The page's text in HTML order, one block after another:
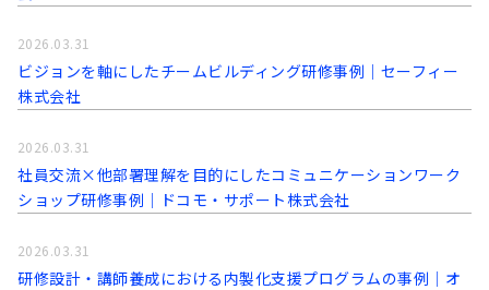
ビジョンを軸にしたチームビルディング研修事例｜セーフィー
株式会社
2026.03.31
社員交流×他部署理解を目的にしたコミュニケーションワーク
ショップ研修事例│ドコモ・サポート株式会社
2026.03.31
研修設計・講師養成における内製化支援プログラムの事例│オ
2026.03.31